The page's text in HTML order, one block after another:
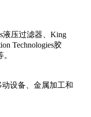
液压过滤器、King
Technologies胶
设备、金属加工和